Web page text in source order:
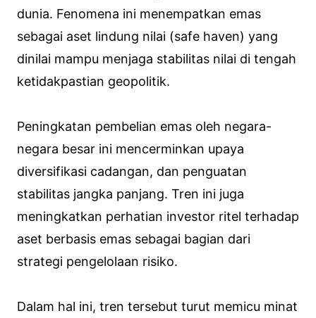
dunia. Fenomena ini menempatkan emas
sebagai aset lindung nilai (safe haven) yang
dinilai mampu menjaga stabilitas nilai di tengah
ketidakpastian geopolitik.
Peningkatan pembelian emas oleh negara-
negara besar ini mencerminkan upaya
diversifikasi cadangan, dan penguatan
stabilitas jangka panjang. Tren ini juga
meningkatkan perhatian investor ritel terhadap
aset berbasis emas sebagai bagian dari
strategi pengelolaan risiko.
Dalam hal ini, tren tersebut turut memicu minat